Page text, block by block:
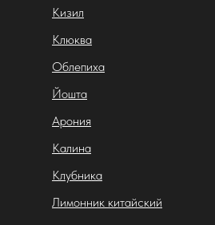
Кизил
Клюква
Облепиха
Йошта
Арония
Калина
Клубника
Лимонник китайский